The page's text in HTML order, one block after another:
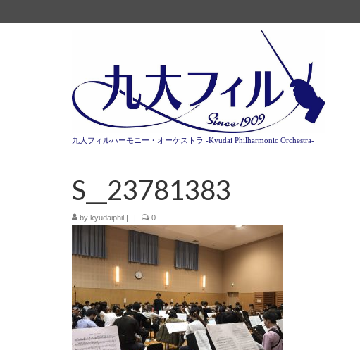
九大フィルハーモニー・オーケストラ -Kyudai Philharmonic Orchestra-
S__23781383
by kyudaiphil | | 0